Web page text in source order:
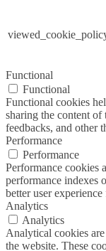
Functional
Functional
Functional cookies
sharing the content
feedbacks, and other
Performance
Performance
Performance cookies
performance indexes
better user
Analytics
Analytics
Analytical cookies
the website. These